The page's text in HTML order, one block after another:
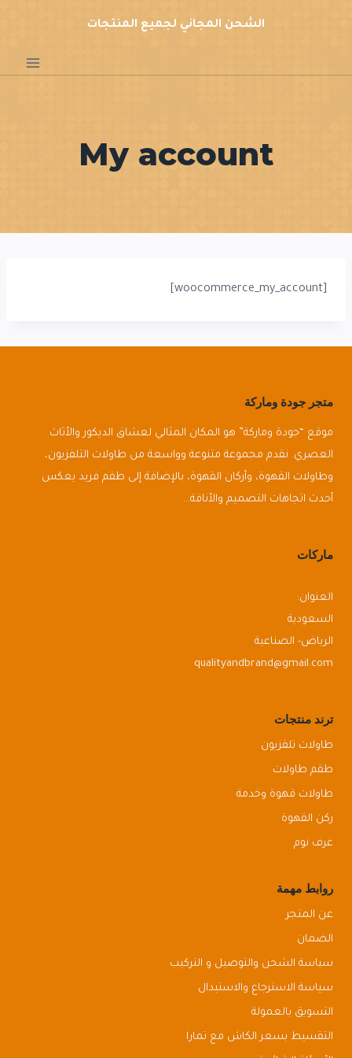
الشحن المجاني لجميع المنتجات
My account
[woocommerce_my_account]
متجر جودة وماركة
موقع “جودة وماركة” هو المكان المثالي لعشاق الديكور والأثاث
العصري. نقدم مجموعة متنوعة وواسعة من طاولات التلفزيون،
وطاولات القهوة، وأركان القهوة، بالإضافة إلى طقم فريد يعكس
أحدث اتجاهات التصميم والأناقة…
ماركات
العنوان:
السعودية
الرياض- الصناعية
qualityandbrand@gmail.com
ترند منتجات
طاولات تلفزيون
طقم طاولات
طاولات قهوة وخدمة
ركن القهوة
غرف نوم
روابط مهمة
عن المتجر
الضمان
سياسة الشحن والتوصيل و التركيب
سياسة الاسترجاع والاستبدال
التسويق بالعمولة
التقسيط بسعر الكاش مع تمارا